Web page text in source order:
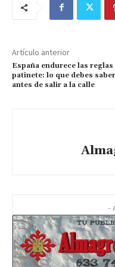
Artículo anterior
España endurece las reglas
patinete: lo que debes saber
antes de salir a la calle
-